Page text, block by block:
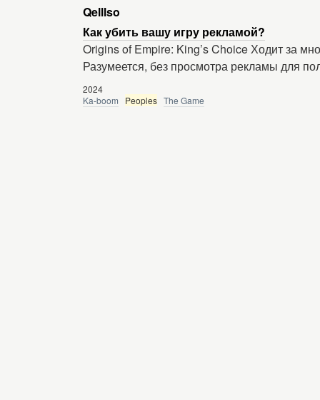
Qelllso
Как убить вашу игру рекламой?
Origins of Empire: King’s Choice Ходит за
Разумеется, без просмотра рекламы для
2024
Ka-boom
Peoples The Game